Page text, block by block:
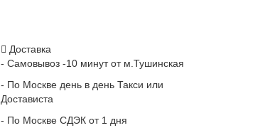
Доставка
- Самовывоз -10 минут от м.Тушинская
- По Москве день в день Такси или
Достависта
- По Москве СДЭК от 1 дня